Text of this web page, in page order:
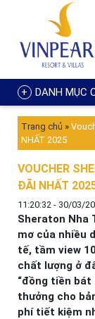
DANH MỤC
Trang chủ »
NHẤT 2025
VOUCHER
ĐÃI NHẤT
11:20:32 - 30/03/
Sheraton Nha
mơ của nhiều
tế, tầm view
chất lượng ở
“đồng tiền bát
thưởng cho
phí tiết kiệm